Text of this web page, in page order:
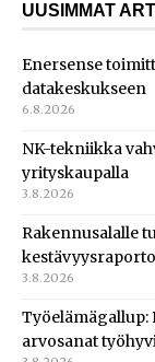
UUSIMMAT
Enersense
datakeskukseen
6.8.2026
NK-tekniikka
yrityskaupalla
3.8.2026
Rakennusalalle
3.8.2026
Työelämägallup:
arvosanat